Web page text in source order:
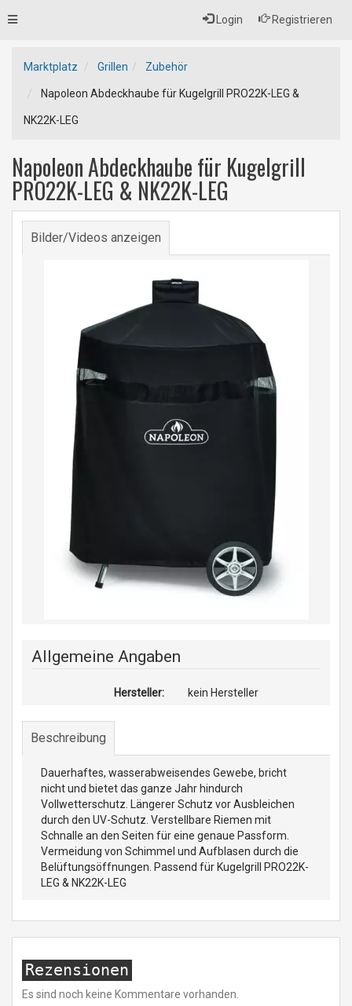
Login Registrieren
Toggle
Marktplatz Grillen Zubehör
Napoleon Abdeckhaube für Kugelgrill PRO22K-LEG &
NK22K-LEG
Napoleon Abdeckhaube für Kugelgrill
PRO22K-LEG & NK22K-LEG
Bilder/Videos anzeigen
Allgemeine Angaben
Hersteller: kein Hersteller
Beschreibung
Dauerhaftes, wasserabweisendes Gewebe, bricht
nicht und bietet das ganze Jahr hindurch
Vollwetterschutz. Längerer Schutz vor Ausbleichen
durch den UV-Schutz. Verstellbare Riemen mit
Schnalle an den Seiten für eine genaue Passform.
Vermeidung von Schimmel und Aufblasen durch die
Belüftungsöffnungen. Passend für Kugelgrill PRO22K-
LEG & NK22K-LEG
Rezensionen
Es sind noch keine Kommentare vorhanden.